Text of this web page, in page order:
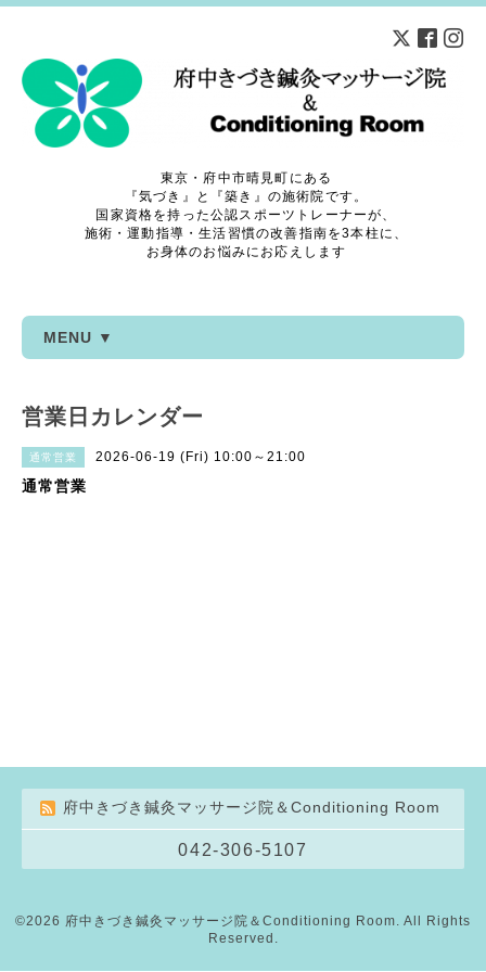
東京・府中市晴見町にある
『気づき』と『築き』の施術院です。
国家資格を持った公認スポーツトレーナーが、
施術・運動指導・生活習慣の改善指南を3本柱に、
お身体のお悩みにお応えします
MENU ▼
営業日カレンダー
通常営業 2026-06-19 (Fri) 10:00～21:00
通常営業
府中きづき鍼灸マッサージ院＆Conditioning Room
042-306-5107
©2026 府中きづき鍼灸マッサージ院＆Conditioning Room . All Rights
Reserved.